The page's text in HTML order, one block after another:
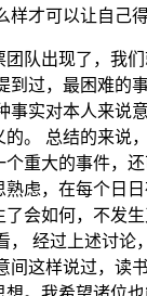
样才可以让自己
团队出现了，我
到过，最困难的
事实对本人来说
。 总结的来说
重大的事件，还
虑，在每个日日
了会如何，不发
， 经过上述讨论
间这样说过，读